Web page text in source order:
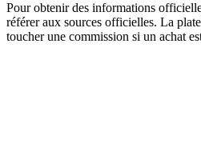
Pour obtenir des informations
référer aux sources officielles. La
toucher une commission si un achat